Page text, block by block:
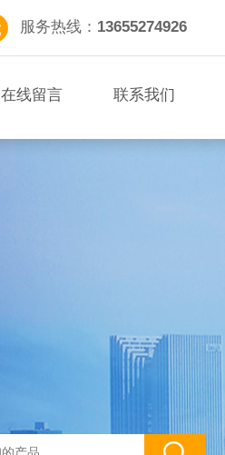
服务热线： 13655274926
在线留言 联系我们